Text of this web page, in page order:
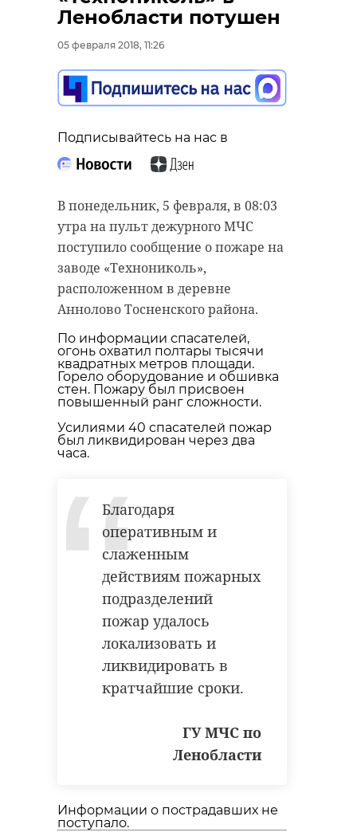
Ленобласти потушен
05 февраля 2018, 11:26
Подписывайтесь на нас в
В понедельник, 5 февраля, в 08:03
утра на пульт дежурного МЧС
поступило сообщение о пожаре на
заводе «Технониколь»,
расположенном в деревне
Аннолово Тосненского района.
По информации спасателей,
огонь охватил полтары тысячи
квадратных метров площади.
Горело оборудование и обшивка
стен. Пожару был присвоен
повышенный ранг сложности.
Усилиями 40 спасателей пожар
был ликвидирован через два
часа.
Благодаря
оперативным и
слаженным
действиям пожарных
подразделений
пожар удалось
локализовать и
ликвидировать в
кратчайшие сроки.
ГУ МЧС по
Ленобласти
Информации о пострадавших не
поступало.
старинном кладбище
и узнал много нового
об истории города
11 февраля 2020, 14:59
Подписывайтесь на нас в
Руслан Семенченко мечтает,
чтобы историки-профессионалы
больше узнали о жизни Анны. В
этом году бельгийские архивы
летней давности и, может тогда,
удастся узнать, какой была жизнь
Анны Беквор и других бельгийцев
в Сосновом Бору.
РЕКОМЕНДУЕМ
прорыва "Линии
Маннергейма"
Подписывайтесь на нас в
Самой зрелищной частью стала
демонстрация основных
наступательных элементов
Красной Армии, рукопашный бой
и штурм укрепленных
военно-историческая
реконструкция
каменка
линия маннергейма
Поделиться статьей: